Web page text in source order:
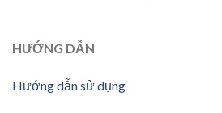
HƯỚNG DẪN
Hướng dẫn sử dụng